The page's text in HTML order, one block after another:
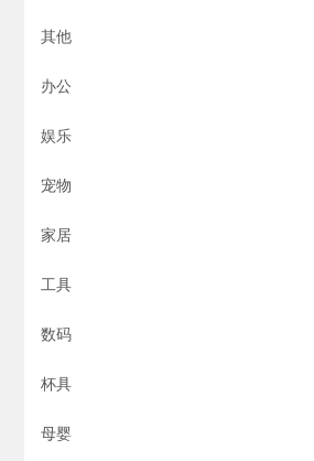
其他
办公
娱乐
宠物
家居
工具
数码
杯具
母婴